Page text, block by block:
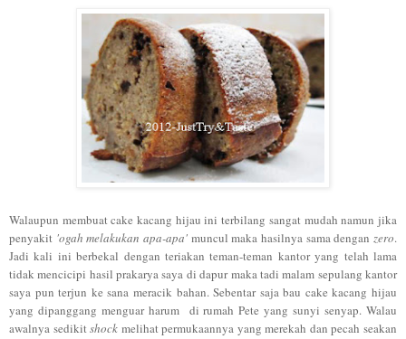
Walaupun membuat cake kacang hijau ini terbilang sangat mudah namun jika
penyakit 'ogah melakukan apa-apa' muncul maka hasilnya sama dengan zero.
Jadi kali ini berbekal dengan teriakan teman-teman kantor yang telah lama
tidak mencicipi hasil prakarya saya di dapur maka tadi malam sepulang kantor
saya pun terjun ke sana meracik bahan. Sebentar saja bau cake kacang hijau
yang dipanggang menguar harum di rumah Pete yang sunyi senyap. Walau
awalnya sedikitshock melihat permukaannya yang merekah dan pecah seakan